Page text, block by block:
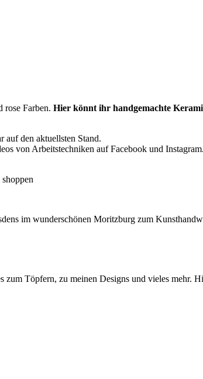
rose Farben. Hier könnt ihr handgemachte
auf den aktuellsten Stand.
von Arbeitstechniken auf Facebook und
im wunderschönen Moritzburg zum
Töpfern, zu meinen Designs und vieles mehr.